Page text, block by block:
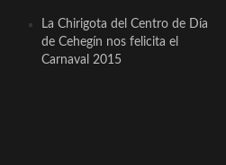
La Chirigota del Centro de Día
de Cehegín nos felicita el
Carnaval 2015